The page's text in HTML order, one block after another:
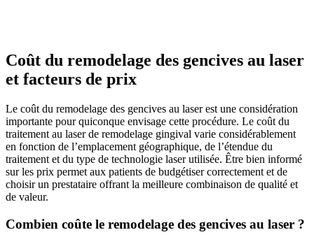
Coût du remodelage des gencives au laser
et facteurs de prix
Le coût du remodelage des gencives au laser est une considération
importante pour quiconque envisage cette procédure. Le coût du
traitement au laser de remodelage gingival varie considérablement
en fonction de l’emplacement géographique, de l’étendue du
traitement et du type de technologie laser utilisée. Être bien informé
sur les prix permet aux patients de budgétiser correctement et de
choisir un prestataire offrant la meilleure combinaison de qualité et
de valeur.
Combien coûte le remodelage des gencives au laser ?